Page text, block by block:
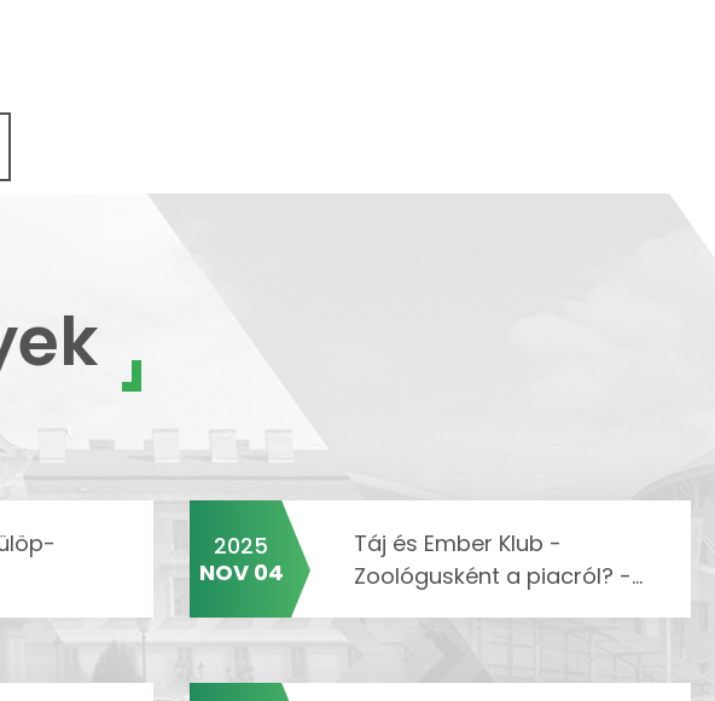
2025
NOV 04
Táj és Ember Klub -
Zoológusként a piacról? -...